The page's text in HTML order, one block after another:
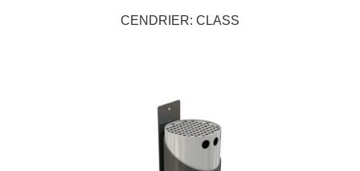
CENDRIER: CLASS